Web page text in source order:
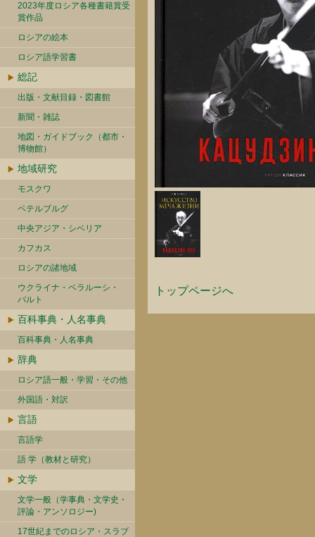
2023年度ロシア各種書籍賞受
賞作品
ロシアの絵本
ロシア語学習書
総記
出版・文献目録・図書館
新聞・雑誌
地図・ガイドブック（都市・
博物館）
地域研究
モスクワ
ペテルブルグ
中央アジア・シベリア
カフカス
ロシアの諸地域
ウクライナ・ベラルーシ・
バルト
百科事典・人名事典
百科事典・人名事典
辞典
ロシア語一般・学習・その他
外国語・対訳
言語
言語学
語 学（教材と研究）
文学
文学一般（学事典・文学史・
評論・アンソロジー)
17世紀までのロシア・スラブ
トップページへ